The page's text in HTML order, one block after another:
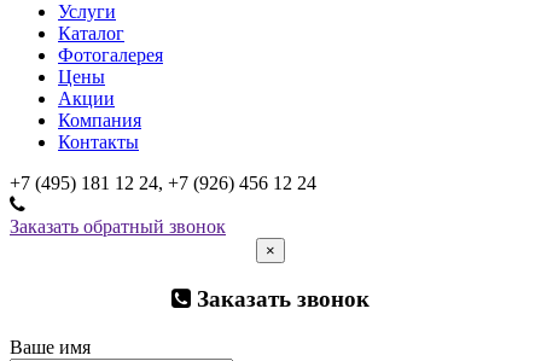
Услуги
Каталог
Фотогалерея
Цены
Акции
Компания
Контакты
+7 (495) 181 12 24, +7 (926) 456 12 24
Заказать обратный звонок
×
Заказать звонок
Ваше имя